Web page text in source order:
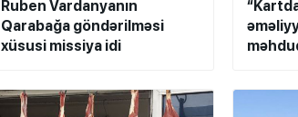
Ruben Vardanyanın
Qarabağa göndərilməsi
xüsusi missiya idi